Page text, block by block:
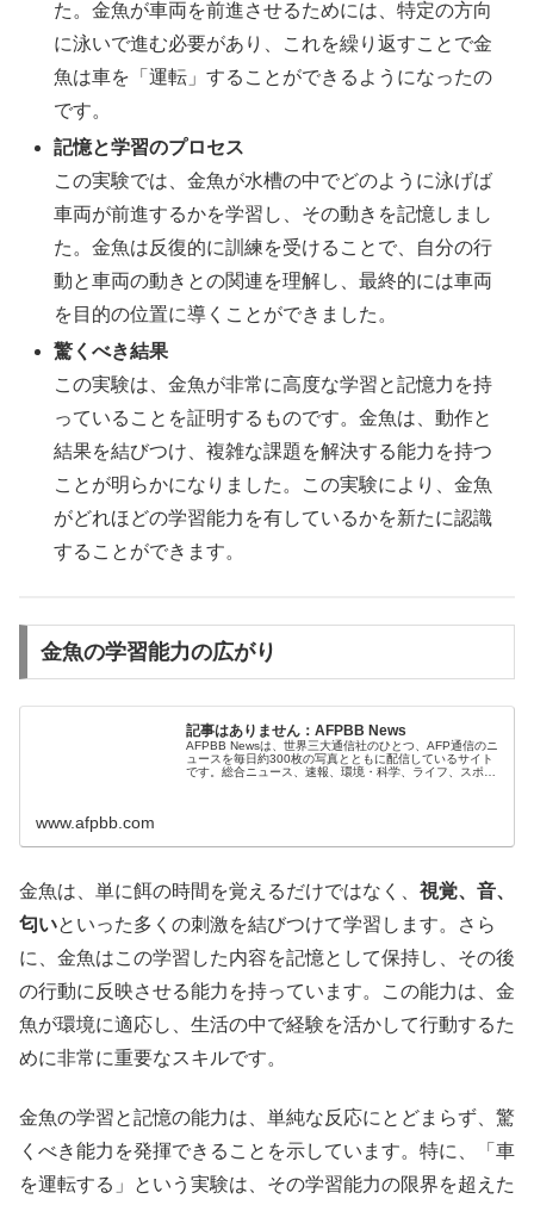
た。金魚が車両を前進させるためには、特定の方向
に泳いで進む必要があり、これを繰り返すことで金
魚は車を「運転」することができるようになったの
です。
記憶と学習のプロセス
この実験では、金魚が水槽の中でどのように泳げば
車両が前進するかを学習し、その動きを記憶しまし
た。金魚は反復的に訓練を受けることで、自分の行
動と車両の動きとの関連を理解し、最終的には車両
を目的の位置に導くことができました。
驚くべき結果
この実験は、金魚が非常に高度な学習と記憶力を持
っていることを証明するものです。金魚は、動作と
結果を結びつけ、複雑な課題を解決する能力を持つ
ことが明らかになりました。この実験により、金魚
がどれほどの学習能力を有しているかを新たに認識
することができます。
金魚の学習能力の広がり
記事はありません：AFPBB News
AFPBB Newsは、世界三大通信社のひとつ、AFP通信のニ
ュースを毎日約300枚の写真とともに配信しているサイト
です。総合ニュース、速報、環境・科学、ライフ、スポー
www.afpbb.com
金魚は、単に餌の時間を覚えるだけではなく、 視覚、音、
匂いといった多くの刺激を結びつけて学習します。さら
に、金魚はこの学習した内容を記憶として保持し、その後
の行動に反映させる能力を持っています。この能力は、金
魚が環境に適応し、生活の中で経験を活かして行動するた
めに非常に重要なスキルです。
金魚の学習と記憶の能力は、単純な反応にとどまらず、驚
くべき能力を発揮できることを示しています。特に、「車
を運転する」という実験は、その学習能力の限界を超えた